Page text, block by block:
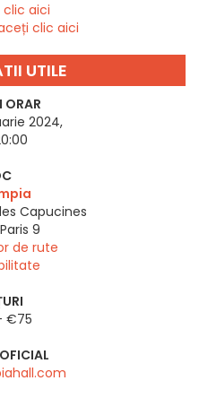
aici
clic aici
UTILE
ORAR
2024,
Capucines
Paris 9
de rute
€75